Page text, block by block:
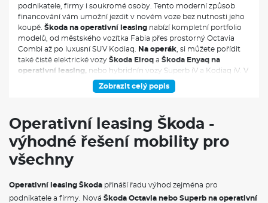
podnikatele, firmy i soukromé osoby. Tento moderní způsob
financování vám umožní jezdit v novém voze bez nutnosti jeho
koupě. Škoda na operativní leasing nabízí kompletní portfolio
modelů, od městského vozítka Fabia přes prostorný Octavia
Combi až po luxusní SUV Kodiaq. Na operák, si můžete pořídit
také čistě elektrické vozy Škoda Elroq a Škoda Enyaq na
operativní leasing, nebo hybridnín vozy Superb iV a Kodiaq iV. V
měsíční splátce jsou obvykle zahrnuty veškeré servisní náklady,
pojištění i pravidelná údržba, což vám umožní přesně plánovat
Zobrazit celý popis
Operativní leasing Škoda -
výhodné řešení mobility pro
všechny
Operativní leasing Škoda přináší řadu výhod zejména pro
podnikatele a firmy. Nová Škoda Octavia nebo Superb na operativní